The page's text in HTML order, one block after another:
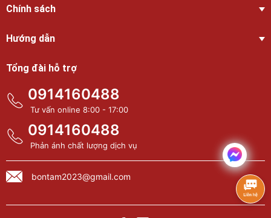
Chính sách
Hướng dẫn
Tổng đài hỗ trợ
0914160488
Tư vấn online 8:00 - 17:00
0914160488
Phản ánh chất lượng dịch vụ
bontam2023@gmail.com